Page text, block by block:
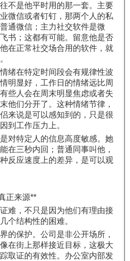
不是他平时用的那一套。主要
微信或者钉钉，那两个人的私
通微信；主力社交软件是微
书；这都有可能。留意他是否
在正常社交场合用的软件，就
绪在特定时间段会有规律性波
明显好，工作日的情绪远比周
些人会在周末明显焦虑或者失
们分开了。这种情绪节律，
来说是可以感知到的，只是很
到工作压力上。
对特定人的信息高度敏感。她
在三秒内回；普通同事叫他，
反应速度上的差异，是可以观
正来源**
难，不只是因为他们有理由接
个结构性的困难。
的保护。公司是非公开场所，
在街上那样接近目标，这极大
取证的有效性。办公室内部发